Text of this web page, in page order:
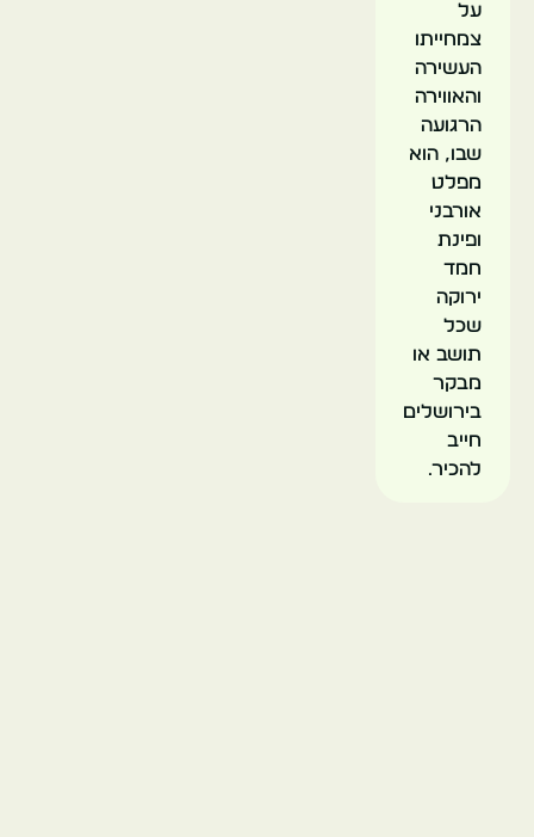
על
צמחייתו
העשירה
והאווירה
הרגועה
שבו, הוא
מפלט
אורבני
ופינת
חמד
ירוקה
שכל
תושב או
מבקר
בירושלים
חייב
להכיר.